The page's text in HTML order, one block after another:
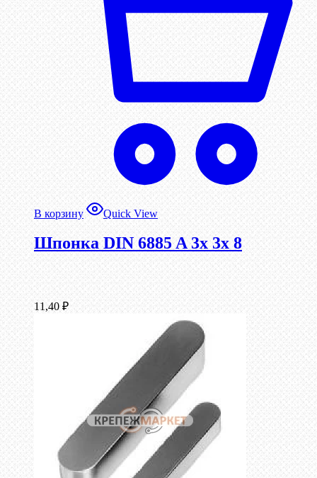
В корзину Quick View
Шпонка DIN 6885 A 3x 3x 8
11,40 ₽